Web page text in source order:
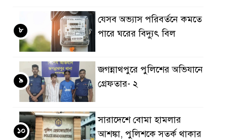
যেসব অভ্যাস পরিবর্তনে কমতে
পারে ঘরের বিদ্যুৎ বিল
৮
জগন্নাথপুরে পুলিশের অভিযানে
গ্রেফতার- ২
৯
সারাদেশে বোমা হামলার
আশঙ্কা, পুলিশকে সতর্ক থাকার
১০